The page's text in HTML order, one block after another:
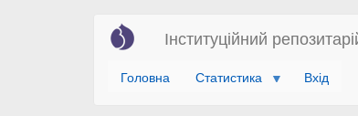
Інституційний
Головна Статистика Вхід